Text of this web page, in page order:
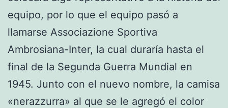
equipo, por lo que el equipo pasó a
llamarse Associazione Sportiva
Ambrosiana-Inter, la cual duraría hasta el
final de la Segunda Guerra Mundial en
1945. Junto con el nuevo nombre, la camisa
«nerazzurra» al que se le agregó el color